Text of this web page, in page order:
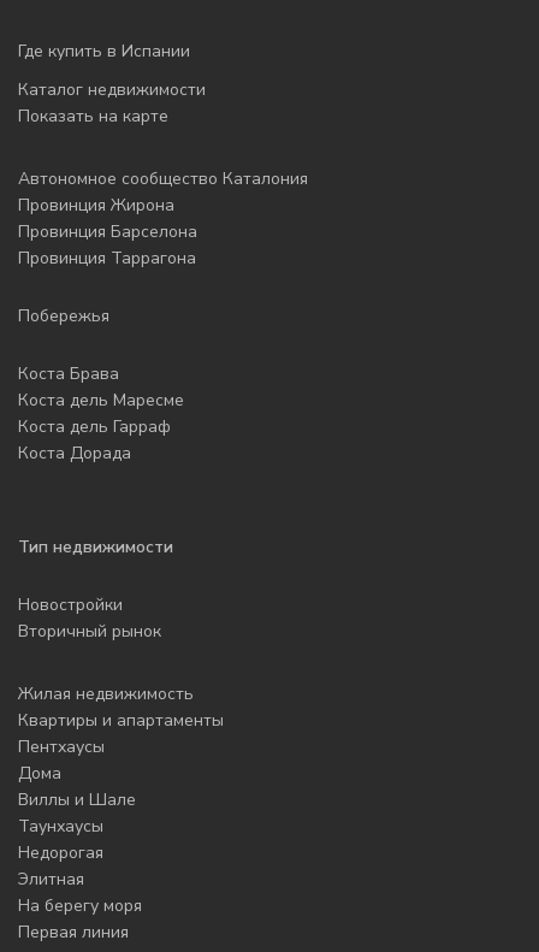
Где купить в Испании
Каталог недвижимости
Показать на карте
Автономное сообщество Каталония
Провинция Жирона
Провинция Барселона
Провинция Таррагона
Побережья
Коста Брава
Коста дель Маресме
Коста дель Гарраф
Коста Дорада
Тип недвижимости
Новостройки
Вторичный рынок
Жилая недвижимость
Квартиры и апартаменты
Пентхаусы
Дома
Виллы и Шале
Таунхаусы
Недорогая
Элитная
На берегу моря
Первая линия